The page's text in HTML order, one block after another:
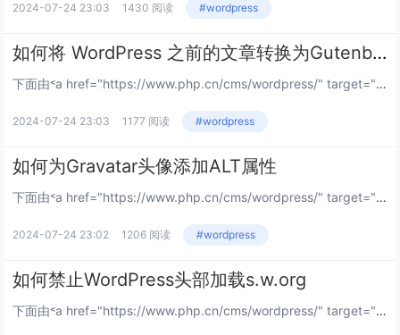
2024-07-24 23:03 1430 阅读 #wordpress
如何将 WordPress 之前的文章转换为Gutenberg区块
下面由˂a href="https://www.php.cn/cms/wordpress/" target="_blank">wordpress建站教程栏目给大家介绍将 wordpress 之前的文章转换为gutenberg区块的方法...
2024-07-24 23:03 1177 阅读 #wordpress
如何为Gravatar头像添加ALT属性
下面由˂a href="https://www.php.cn/cms/wordpress/" target="_blank">wordpress教程栏目给大家介绍为gravatar头像添加alt属性的方法，希望对需要的朋友有所帮助！...
2024-07-24 23:02 1206 阅读 #wordpress
如何禁止WordPress头部加载s.w.org
下面由˂a href="https://www.php.cn/cms/wordpress/" target="_blank">wordpress教程栏目给大家介绍禁止wordpress头部加载s.w.org的方法，希望对需要的朋友有所...